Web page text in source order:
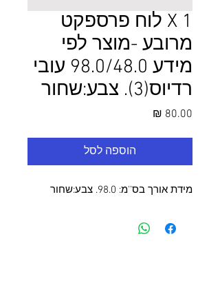
1 X לוח פרספקט
מרובע -מוצר לפי
מידע 98.0/48.0 עובי
רדיוס(3). צבע:שחור
הוספה לסל
מידת אורך בס''מ: 98.0. צבע:שחור